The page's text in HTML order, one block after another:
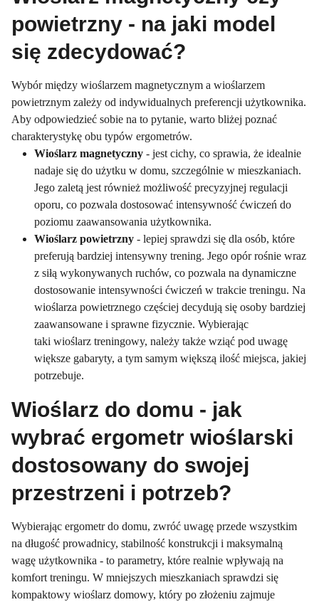
powietrzny - na jaki model
się zdecydować?
Wybór między wioślarzem magnetycznym a wioślarzem
powietrznym zależy od indywidualnych preferencji użytkownika.
Aby odpowiedzieć sobie na to pytanie, warto bliżej poznać
charakterystykę obu typów ergometrów.
Wioślarz magnetyczny - jest cichy, co sprawia, że idealnie
nadaje się do użytku w domu, szczególnie w mieszkaniach.
Jego zaletą jest również możliwość precyzyjnej regulacji
oporu, co pozwala dostosować intensywność ćwiczeń do
poziomu zaawansowania użytkownika.
Wioślarz powietrzny - lepiej sprawdzi się dla osób, które
preferują bardziej intensywny trening. Jego opór rośnie wraz
z siłą wykonywanych ruchów, co pozwala na dynamiczne
dostosowanie intensywności ćwiczeń w trakcie treningu. Na
wioślarza powietrznego częściej decydują się osoby bardziej
zaawansowane i sprawne fizycznie. Wybierając
taki wioślarz treningowy, należy także wziąć pod uwagę
większe gabaryty, a tym samym większą ilość miejsca, jakiej
potrzebuje.
Wioślarz do domu - jak
wybrać ergometr wioślarski
dostosowany do swojej
przestrzeni i potrzeb?
Wybierając ergometr do domu, zwróć uwagę przede wszystkim
na długość prowadnicy, stabilność konstrukcji i maksymalną
wagę użytkownika - to parametry, które realnie wpływają na
komfort treningu. W mniejszych mieszkaniach sprawdzi się
kompaktowy wioślarz domowy, który po złożeniu zajmuje